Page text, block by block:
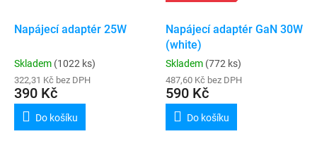
Napájecí adaptér 25W
Skladem (1022 ks)
322,31 Kč bez DPH
390 Kč
Do košíku
Napájecí adaptér GaN 30W
(white)
Skladem (772 ks)
487,60 Kč bez DPH
590 Kč
Do košíku